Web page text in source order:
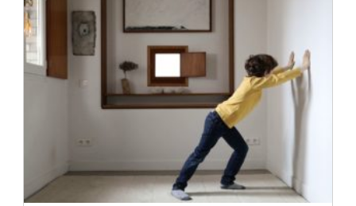
LE
CHOISIR
SELON
SON
USAGE
?